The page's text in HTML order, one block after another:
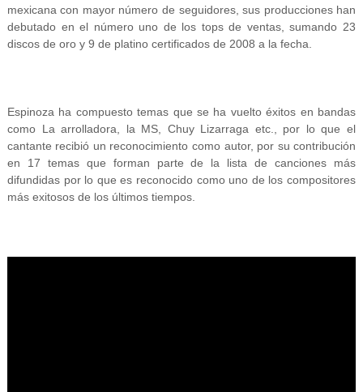
mexicana con mayor número de seguidores, sus producciones han
debutado en el número uno de los tops de ventas, sumando 23
discos de oro y 9 de platino certificados de 2008 a la fecha.
Espinoza ha compuesto temas que se ha vuelto éxitos en bandas
como La arrolladora, la MS, Chuy Lizarraga etc., por lo queel
cantante recibió un reconocimiento como autor, por su contribución
en 17 temas que forman parte de la lista de canciones más
difundidas por lo que es reconocido como uno de los compositores
más exitosos de los últimos tiempos.